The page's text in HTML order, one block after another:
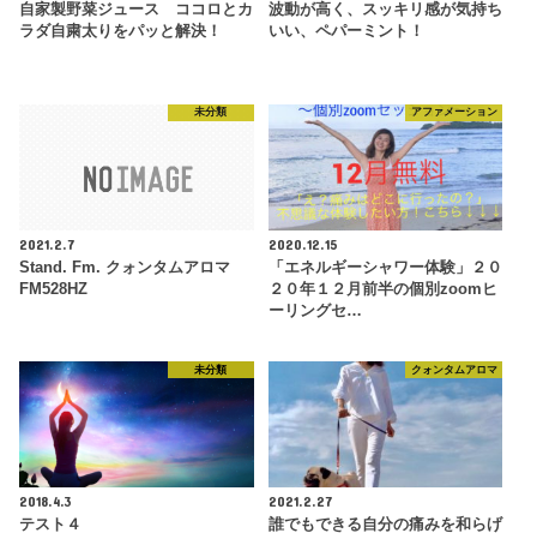
自家製野菜ジュース ココロとカ
ラダ自粛太りをパッと解決！
波動が高く、スッキリ感が気持ち
いい、ペパーミント！
未分類
2021.2.7
Stand. Fm. クォンタムアロマ
FM528HZ
アファメーション
2020.12.15
「エネルギーシャワー体験」２０
２０年１２月前半の個別zoomヒ
ーリングセ…
未分類
2018.4.3
テスト４
クォンタムアロマ
2021.2.27
誰でもできる自分の痛みを和らげ